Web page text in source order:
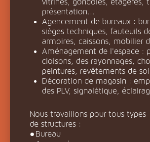
vitrines, gondoles, étagères,
présentation...
Agencement de bureaux : bureaux,
sièges techniques, fauteuils
armoires, caissons, mobilier
Aménagement de l'espace : pose des
cloisons, des rayonnages,
peintures, revêtements de
Décoration de magasin : emplacement
des PLV, signalétique,
Nous travaillons pour tous types
de structures :
Bureau